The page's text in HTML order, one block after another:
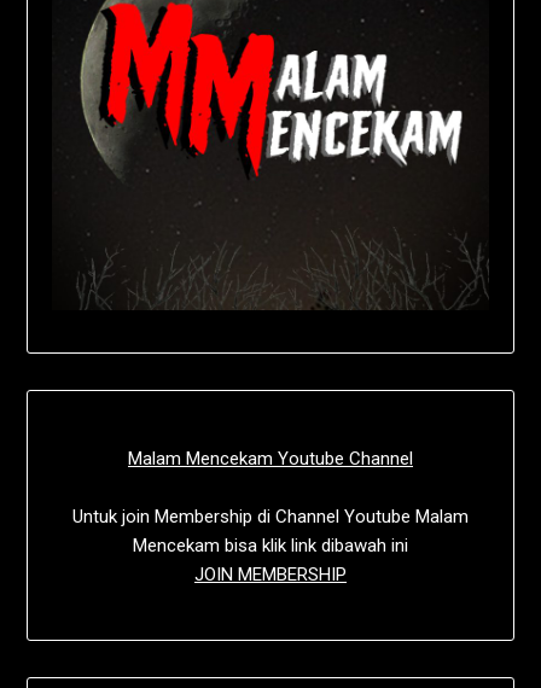
Malam Mencekam Youtube Channel
Untuk join Membership di Channel Youtube Malam
Mencekam bisa klik link dibawah ini
JOIN MEMBERSHIP